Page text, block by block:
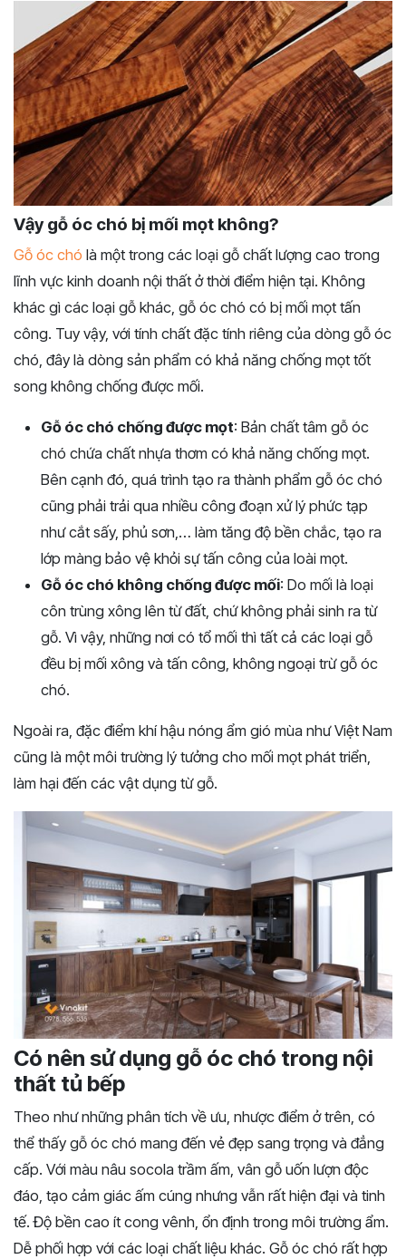
Vậy gỗ óc chó bị mối mọt không?
Gỗ óc chó là một trong các loại gỗ chất lượng cao trong
lĩnh vực kinh doanh nội thất ở thời điểm hiện tại. Không
khác gì các loại gỗ khác, gỗ óc chó có bị mối mọt tấn
công. Tuy vậy, với tính chất đặc tính riêng của dòng gỗ óc
chó, đây là dòng sản phẩm có khả năng chống mọt tốt
song không chống được mối.
Gỗ óc chó chống được mọt: Bản chất tâm gỗ óc
chó chứa chất nhựa thơm có khả năng chống mọt.
Bên cạnh đó, quá trình tạo ra thành phẩm gỗ óc chó
cũng phải trải qua nhiều công đoạn xử lý phức tạp
như cắt sấy, phủ sơn,… làm tăng độ bền chắc, tạo ra
lớp màng bảo vệ khỏi sự tấn công của loài mọt.
Gỗ óc chó không chống được mối: Do mối là loại
côn trùng xông lên từ đất, chứ không phải sinh ra từ
gỗ. Vì vậy, những nơi có tổ mối thì tất cả các loại gỗ
đều bị mối xông và tấn công, không ngoại trừ gỗ óc
chó.
Ngoài ra, đặc điểm khí hậu nóng ẩm gió mùa như Việt Nam
cũng là một môi trường lý tưởng cho mối mọt phát triển,
làm hại đến các vật dụng từ gỗ.
Có nên sử dụng gỗ óc chó trong nội
thất tủ bếp
Theo như những phân tích về ưu, nhược điểm ở trên, có
thể thấy gỗ óc chó mang đến vẻ đẹp sang trọng và đẳng
cấp. Với màu nâu socola trầm ấm, vân gỗ uốn lượn độc
đáo, tạo cảm giác ấm cúng nhưng vẫn rất hiện đại và tinh
tế. Độ bền cao ít cong vênh, ổn định trong môi trường ẩm.
Dễ phối hợp với các loại chất liệu khác. Gỗ óc chó rất hợp